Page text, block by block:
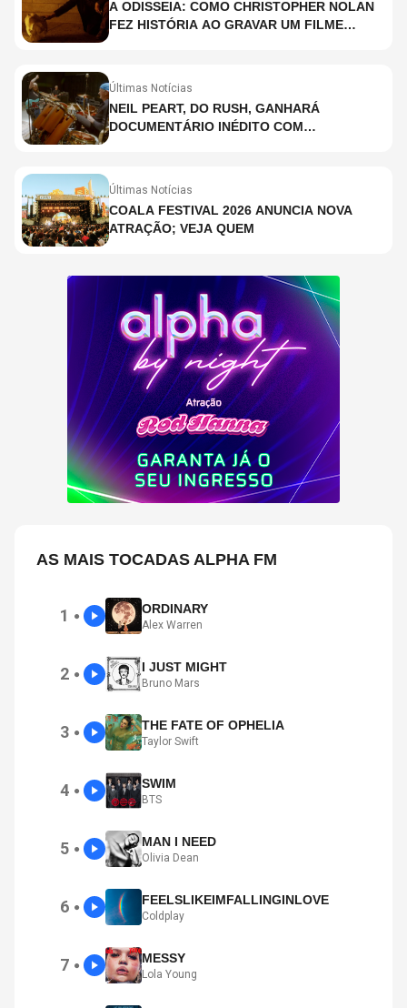
A ODISSEIA: COMO CHRISTOPHER NOLAN
FEZ HISTÓRIA AO GRAVAR UM FILME
Últimas Notícias
NEIL PEART, DO RUSH, GANHARÁ
DOCUMENTÁRIO INÉDITO COM
Últimas Notícias
COALA FESTIVAL 2026 ANUNCIA NOVA
ATRAÇÃO; VEJA QUEM
AS MAIS TOCADAS ALPHA FM
1 ● ORDINARY
Alex Warren
2 ● I JUST MIGHT
Bruno Mars
3 ● THE FATE OF OPHELIA
Taylor Swift
4 ● SWIM
BTS
5 ● MAN I NEED
Olivia Dean
6 ● FEELSLIKEIMFALLINGINLOVE
Coldplay
7 ● MESSY
Lola Young